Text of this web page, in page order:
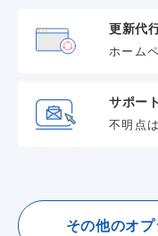
更新代
ホーム
サポート
不明点
その他のオ